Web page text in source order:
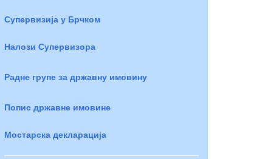
Супервизија у Брчком
Налози Супервизора
Радне групе за државну имовину
Попис државне имовине
Мостарска декларација